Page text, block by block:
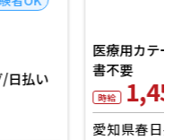
医療用カテーテルの
1,450円～